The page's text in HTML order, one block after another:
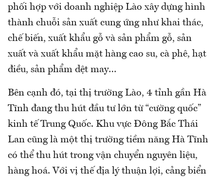
phối hợp với doanh nghiệp Lào xây dựng hình
thành chuỗi sản xuất cung ứng như khai thác,
chế biến, xuất khẩu gỗ và sản phẩm gỗ, sản
xuất và xuất khẩu mặt hàng cao su, cà phê, hạt
điều, sản phẩm dệt may…
Bên cạnh đó, tại thị trường Lào, 4 tỉnh gần Hà
Tĩnh đang thu hút đầu tư lớn từ “cường quốc”
kinh tế Trung Quốc. Khu vực Đông Bắc Thái
Lan cũng là một thị trường tiềm năng Hà Tĩnh
có thể thu hút trong vận chuyển nguyên liệu,
hàng hoá. Với vị thế địa lý thuận lợi, cảng biển